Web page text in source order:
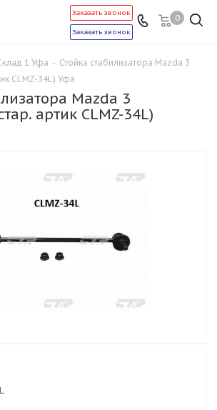
0
Заказать звонок
Заказать звонок
1 Уфа - Стойка стабилизатора Mazda 3
CLMZ-34L) Уфа
Mazda 3
артик CLMZ-34L)